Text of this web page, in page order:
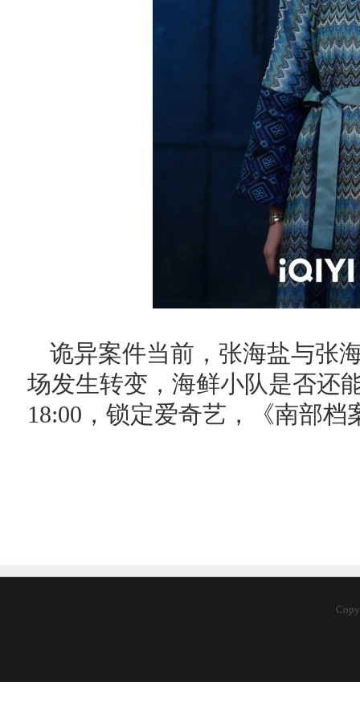
诡异案件当前，张海盐与张
场发生转变，海鲜小队是否还
18:00，锁定爱奇艺，《南部